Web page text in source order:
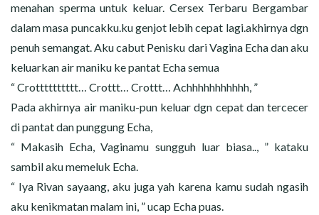
menahan sperma untuk keluar. Cersex Terbaru Bergambar
dalam masa puncakku.ku genjot lebih cepat lagi.akhirnya dgn
penuh semangat. Aku cabut Penisku dari Vagina Echa dan aku
keluarkan air maniku ke pantat Echa semua
“ Crotttttttttt… Crottt… Crottt… Achhhhhhhhhhh, ”
Pada akhirnya air maniku-pun keluar dgn cepat dan tercecer
di pantat dan punggung Echa,
“ Makasih Echa, Vaginamu sungguh luar biasa.., ” kataku
sambil aku memeluk Echa.
“ Iya Rivan sayaang, aku juga yah karena kamu sudah ngasih
aku kenikmatan malam ini, ” ucap Echa puas.